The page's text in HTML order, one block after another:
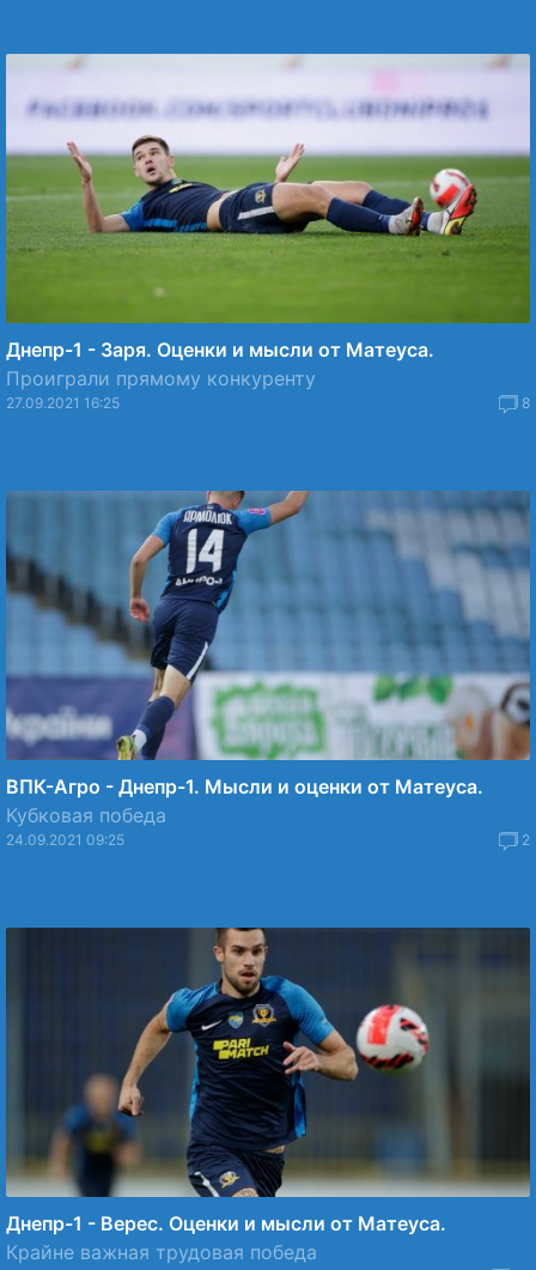
Днепр-1 - Заря. Оценки и мысли от Матеуса.
Проиграли прямому конкуренту
27.09.2021 16:25 8
ВПК-Агро - Днепр-1. Мысли и оценки от Матеуса.
Кубковая победа
24.09.2021 09:25 2
Днепр-1 - Верес. Оценки и мысли от Матеуса.
Крайне важная трудовая победа